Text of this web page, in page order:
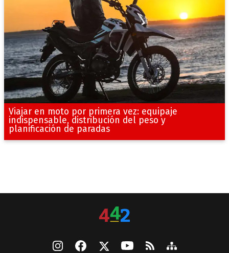
Viajar en moto por primera vez: equipaje
indispensable, distribución del peso y
planificación de paradas